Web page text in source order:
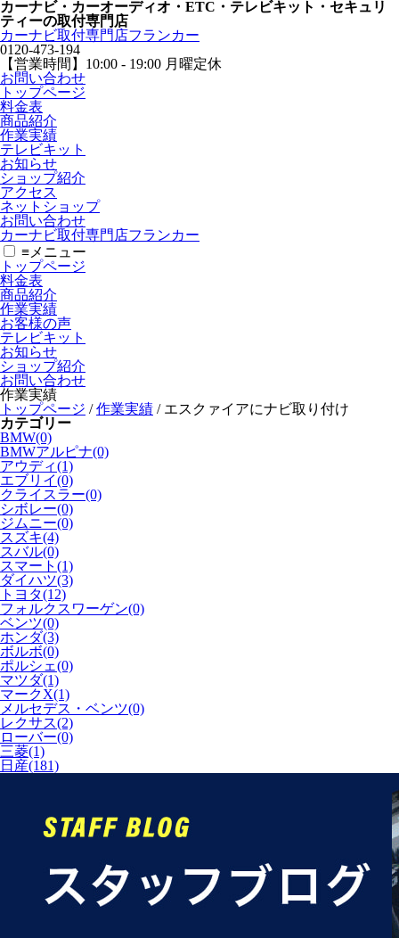
カーナビ・カーオーディオ・ETC・テレビキット・セキュリ
ティーの取付専門店
カーナビ取付専⾨店フランカー
0120-473-194
【営業時間】 10:00 - 19:00 月曜定休
お問い合わせ
トップページ
料金表
商品紹介
作業実績
テレビキット
お知らせ
ショップ紹介
アクセス
ネットショップ
お問い合わせ
カーナビ取付専⾨店フランカー
≡ メニュー
トップページ
料金表
商品紹介
作業実績
お客様の声
テレビキット
お知らせ
ショップ紹介
お問い合わせ
作業実績
トップページ /作業実績 / エスクァイアにナビ取り付け
カテゴリー
BMW(0)
BMWアルピナ(0)
アウディ(1)
エブリイ(0)
クライスラー(0)
シボレー(0)
ジムニー(0)
スズキ(4)
スバル(0)
スマート(1)
ダイハツ(3)
トヨタ(12)
フォルクスワーゲン(0)
ベンツ(0)
ホンダ(3)
ボルボ(0)
ポルシェ(0)
マツダ(1)
マークX(1)
メルセデス・ベンツ(0)
レクサス(2)
ローバー(0)
三菱(1)
日産(181)